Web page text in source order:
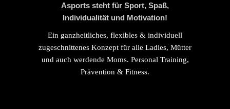
Asports steht für Sport, Spaß,
Individualität und Motivation!
Ein ganzheitliches, flexibles & individuell
zugeschnittenes Konzept für alle Ladies, Mütter
und auch werdende Moms. Personal Training,
Prävention & Fitness.